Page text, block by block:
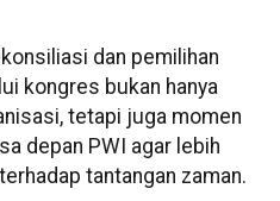
dan pemilihan
kongres bukan hanya
tetapi juga momen
depan PWI agar lebih
tantangan zaman.